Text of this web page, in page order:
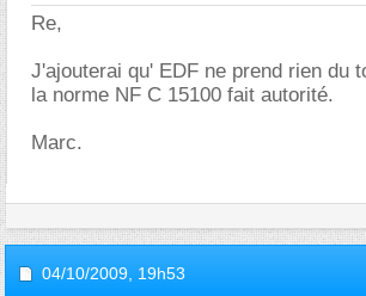
Re,
J'ajouterai qu' EDF ne prend rien du
la norme NF C 15100 fait autorité.
Marc.
04/10/2009, 19h53